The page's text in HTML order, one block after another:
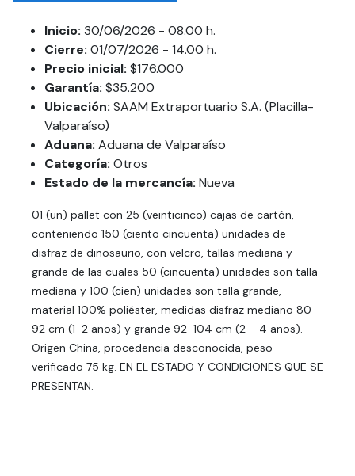
Inicio: 30/06/2026 - 08.00 h.
Cierre: 01/07/2026 - 14.00 h.
Precio inicial: $176.000
Garantía: $35.200
Ubicación: SAAM Extraportuario S.A. (Placilla-
Valparaíso)
Aduana: Aduana de Valparaíso
Categoría: Otros
Estado de la mercancía: Nueva
01 (un) pallet con 25 (veinticinco) cajas de cartón,
conteniendo 150 (ciento cincuenta) unidades de
disfraz de dinosaurio, con velcro, tallas mediana y
grande de las cuales 50 (cincuenta) unidades son talla
mediana y 100 (cien) unidades son talla grande,
material 100% poliéster, medidas disfraz mediano 80-
92 cm (1-2 años) y grande 92-104 cm (2 – 4 años).
Origen China, procedencia desconocida, peso
verificado 75 kg. EN EL ESTADO Y CONDICIONES QUE SE
PRESENTAN.